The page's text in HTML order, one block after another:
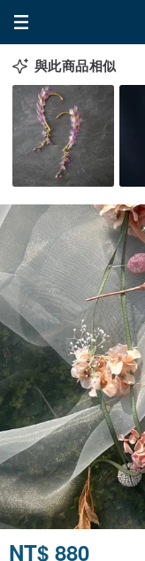
與此商品相似
NT$ 880